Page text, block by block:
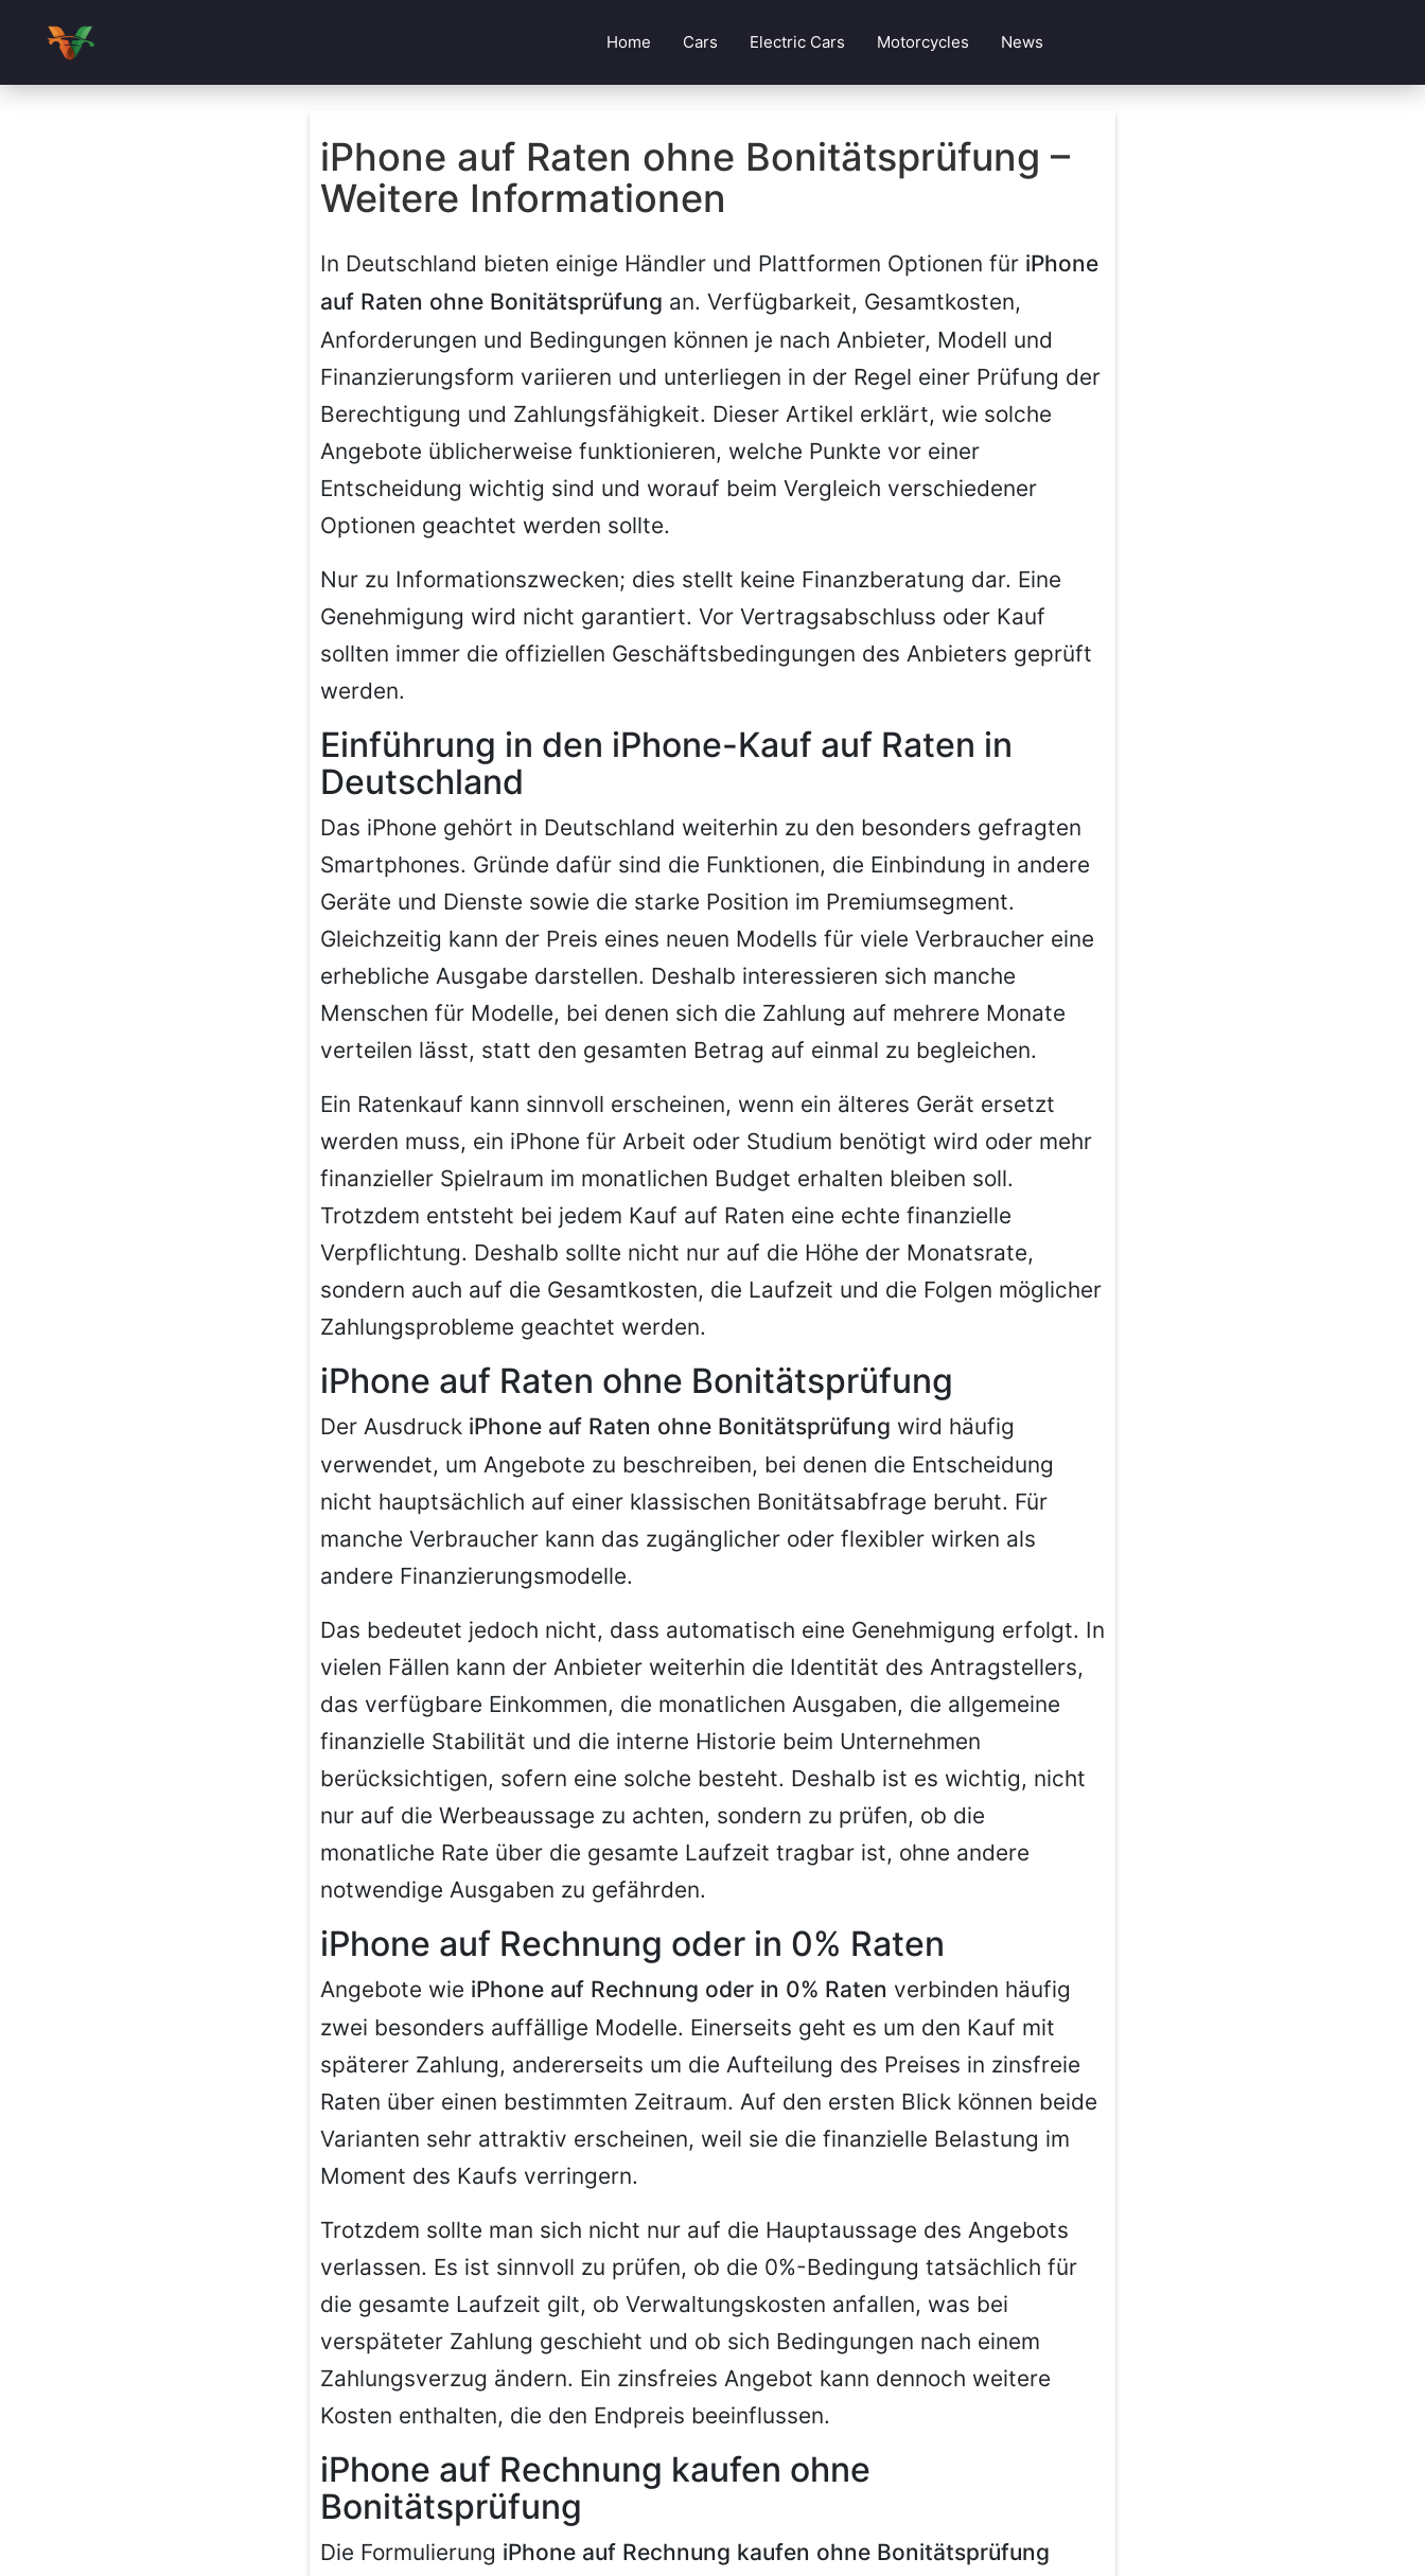
Home Cars Electric Cars Motorcycles News
iPhone auf Raten ohne Bonitätsprüfung –
Weitere Informationen
In Deutschland bieten einige Händler und Plattformen Optionen für iPhone
auf Raten ohne Bonitätsprüfung an. Verfügbarkeit, Gesamtkosten,
Anforderungen und Bedingungen können je nach Anbieter, Modell und
Finanzierungsform variieren und unterliegen in der Regel einer Prüfung der
Berechtigung und Zahlungsfähigkeit. Dieser Artikel erklärt, wie solche
Angebote üblicherweise funktionieren, welche Punkte vor einer
Entscheidung wichtig sind und worauf beim Vergleich verschiedener
Optionen geachtet werden sollte.
Nur zu Informationszwecken; dies stellt keine Finanzberatung dar. Eine
Genehmigung wird nicht garantiert. Vor Vertragsabschluss oder Kauf
sollten immer die offiziellen Geschäftsbedingungen des Anbieters geprüft
werden.
Einführung in den iPhone-Kauf auf Raten in
Deutschland
Das iPhone gehört in Deutschland weiterhin zu den besonders gefragten
Smartphones. Gründe dafür sind die Funktionen, die Einbindung in andere
Geräte und Dienste sowie die starke Position im Premiumsegment.
Gleichzeitig kann der Preis eines neuen Modells für viele Verbraucher eine
erhebliche Ausgabe darstellen. Deshalb interessieren sich manche
Menschen für Modelle, bei denen sich die Zahlung auf mehrere Monate
verteilen lässt, statt den gesamten Betrag auf einmal zu begleichen.
Ein Ratenkauf kann sinnvoll erscheinen, wenn ein älteres Gerät ersetzt
werden muss, ein iPhone für Arbeit oder Studium benötigt wird oder mehr
finanzieller Spielraum im monatlichen Budget erhalten bleiben soll.
Trotzdem entsteht bei jedem Kauf auf Raten eine echte finanzielle
Verpflichtung. Deshalb sollte nicht nur auf die Höhe der Monatsrate,
sondern auch auf die Gesamtkosten, die Laufzeit und die Folgen möglicher
Zahlungsprobleme geachtet werden.
iPhone auf Raten ohne Bonitätsprüfung
Der Ausdruck iPhone auf Raten ohne Bonitätsprüfung wird häufig
verwendet, um Angebote zu beschreiben, bei denen die Entscheidung
nicht hauptsächlich auf einer klassischen Bonitätsabfrage beruht. Für
manche Verbraucher kann das zugänglicher oder flexibler wirken als
andere Finanzierungsmodelle.
Das bedeutet jedoch nicht, dass automatisch eine Genehmigung erfolgt. In
vielen Fällen kann der Anbieter weiterhin die Identität des Antragstellers,
das verfügbare Einkommen, die monatlichen Ausgaben, die allgemeine
finanzielle Stabilität und die interne Historie beim Unternehmen
berücksichtigen, sofern eine solche besteht. Deshalb ist es wichtig, nicht
nur auf die Werbeaussage zu achten, sondern zu prüfen, ob die
monatliche Rate über die gesamte Laufzeit tragbar ist, ohne andere
notwendige Ausgaben zu gefährden.
iPhone auf Rechnung oder in 0% Raten
Angebote wie iPhone auf Rechnung oder in 0% Raten verbinden häufig
zwei besonders auffällige Modelle. Einerseits geht es um den Kauf mit
späterer Zahlung, andererseits um die Aufteilung des Preises in zinsfreie
Raten über einen bestimmten Zeitraum. Auf den ersten Blick können beide
Varianten sehr attraktiv erscheinen, weil sie die finanzielle Belastung im
Moment des Kaufs verringern.
Trotzdem sollte man sich nicht nur auf die Hauptaussage des Angebots
verlassen. Es ist sinnvoll zu prüfen, ob die 0%-Bedingung tatsächlich für
die gesamte Laufzeit gilt, ob Verwaltungskosten anfallen, was bei
verspäteter Zahlung geschieht und ob sich Bedingungen nach einem
Zahlungsverzug ändern. Ein zinsfreies Angebot kann dennoch weitere
Kosten enthalten, die den Endpreis beeinflussen.
iPhone auf Rechnung kaufen ohne
Bonitätsprüfung
Die Formulierung iPhone auf Rechnung kaufen ohne Bonitätsprüfung